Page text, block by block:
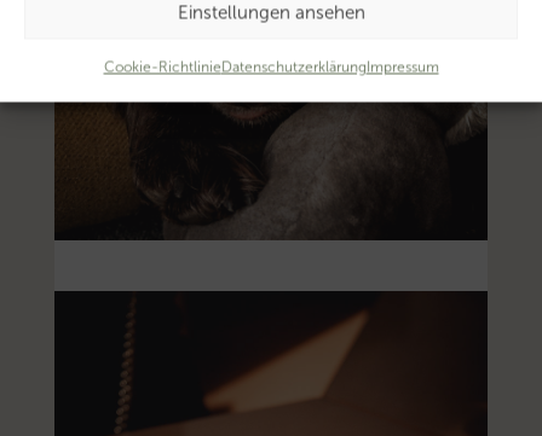
Einstellungen ansehen
Cookie-RichtlinieDatenschutzerklärungImpressum